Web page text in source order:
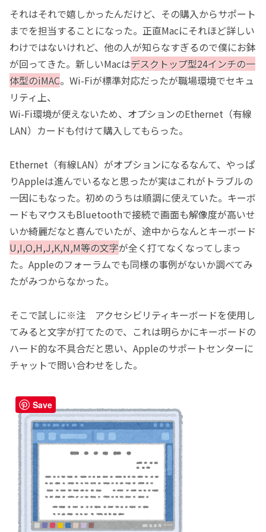
それはそれで嬉しかったんだけど、その購入からサポート
までを担当することになった。正直Macにそれほど詳しい
わけではないけれど、他の人が知らなすぎるので僕にお鉢
が回ってきた。新しいMacはデスクトップ型24インチの一
体型のiMAC。Wi-Fiが標準対応だったが職場環境でセキュ
リティ上、
Wi-Fi環境が使えないため、オプションのEthernet（有線
LAN）カードも付けて購入してもらった。
Ethernet（有線LAN）がオプションになるなんて、やっぱ
りAppleは進んでいるなと思ったが実はこれがトラブルの
一因にもなった。初めのうちは順調に使えていた。キーボ
ードもマウスもBluetoothで接続で画面も解像度が高いせ
いか綺麗だなと喜んでいたが、途中からなんとキーボード
U,I,O,H,J,K,N,M等の文字が全く打てなくなってしまっ
た。Appleのフォーラムでも同様の事例がないか調べてみ
たがみつからなかった。
そこで試しに※注 アクセシビリティキーボードを使用し
てみると文字が打てたので、これは明らかにキーボードの
ハード的な不具合だと思い、Appleのサポートセンターに
チャットで問い合わせをした。
Save